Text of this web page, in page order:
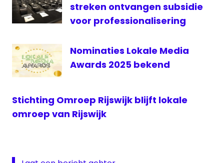
streken ontvangen subsidie
voor professionalisering
Nominaties Lokale Media
Awards 2025 bekend
Stichting Omroep Rijswijk blijft lokale
omroep van Rijswijk